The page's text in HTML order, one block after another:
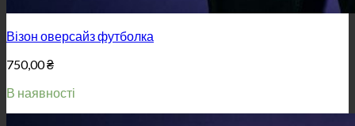
Візон оверсайз футболка
750,00₴
В наявності